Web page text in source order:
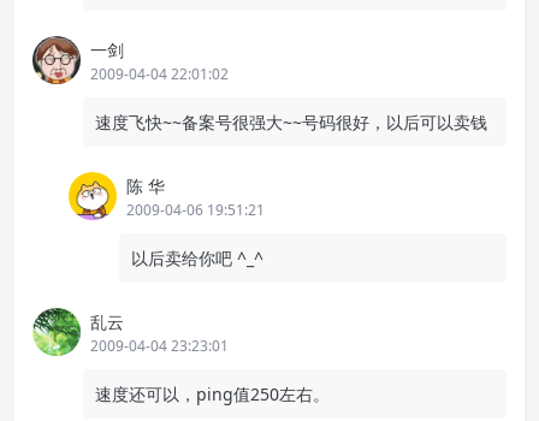
一剑
2009-04-04 22:01:02
速度飞快~~备案号很强大~~号码很好，以后可以卖钱
陈 华
2009-04-06 19:51:21
以后卖给你吧 ^_^
乱云
2009-04-04 23:23:01
速度还可以，ping值250左右。